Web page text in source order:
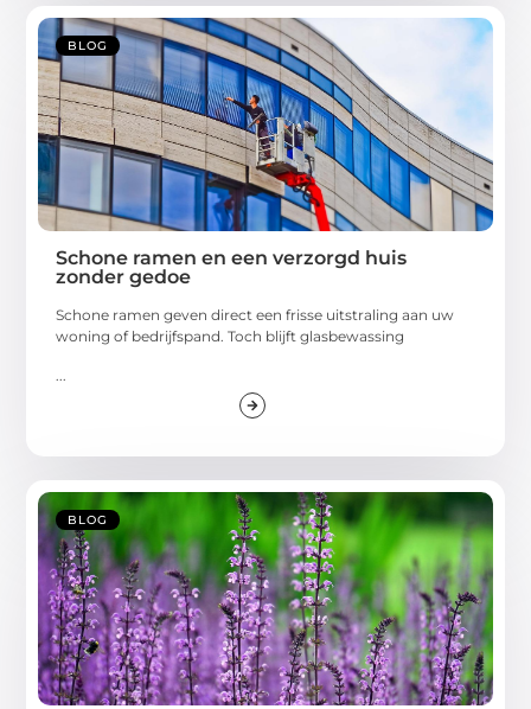
BLOG
Schone ramen en een verzorgd huis
zonder gedoe
Schone ramen geven direct een frisse uitstraling aan uw
woning of bedrijfspand. Toch blijft glasbewassing
BLOG